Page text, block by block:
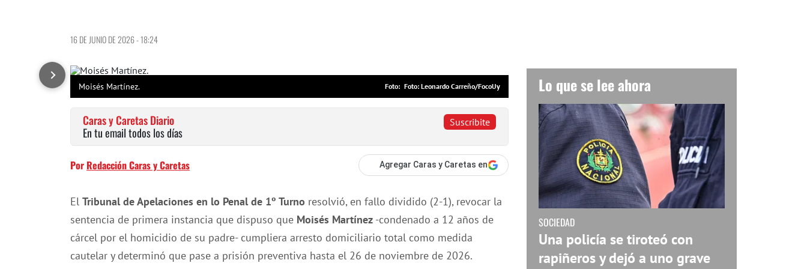
16 DE JUNIO DE 2026 - 18:24
Moisés Martínez. Foto: Leonardo Carreño/FocoUy
Suscribite
Caras y Caretas Diario
En tu email todos los días
Por Redacción Caras y Caretas Agregar Caras y Caretas en
El Tribunal de Apelaciones en lo Penal de 1º Turno resolvió, en fallo dividido (2-1), revocar la
sentencia de primera instancia que dispuso que Moisés Martínez -condenado a 12 años de
cárcel por el homicidio de su padre- cumpliera arresto domiciliario total como medida
cautelar y determinó que pase a prisión preventiva hasta el 26 de noviembre de 2026.
Lo que se lee ahora
SOCIEDAD
Una policía se tiroteó con
rapiñeros y dejó a uno grave